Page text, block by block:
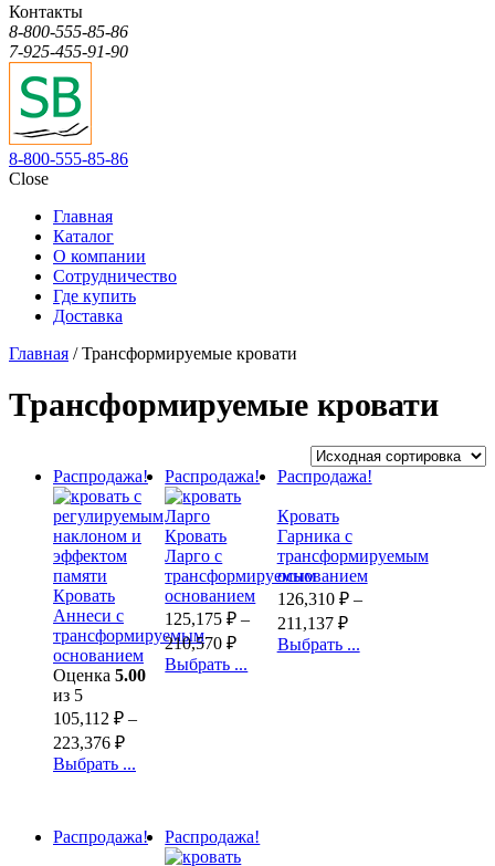
Контакты
8-800-555-85-86
7-925-455-91-90
8-800-555-85-86
Close
Главная
Каталог
О компании
Сотрудничество
Где купить
Доставка
Главная / Трансформируемые кровати
Трансформируемые кровати
Распродажа!
Кровать
Аннеси с
трансформируемым
основанием
Оценка 5.00
из 5
105,112 ₽ –
223,376 ₽
Выбрать ...
Распродажа!
Кровать
Ларго с
трансформируемым
основанием
125,175₽ –
210,570₽
Выбрать ...
Распродажа!
Кровать
Гарника с
трансформируемым
основанием
126,310 ₽–
211,137 ₽
Выбрать ...
Распродажа! Распродажа!